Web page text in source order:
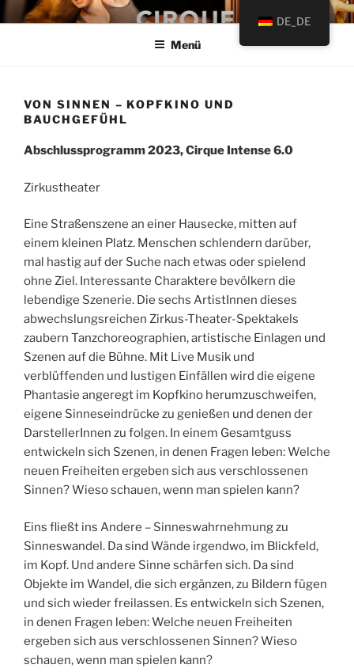
Zum
Inhalt
Preparatory und Orientierungsjahr für Zirkus-Artistik
Menü
VON SINNEN – KOPFKINO UND
BAUCHGEFÜHL
Abschlussprogramm 2023, Cirque Intense 6.0
Zirkustheater
Eine Straßenszene an einer Hausecke, mitten auf
einem kleinen Platz. Menschen schlendern darüber,
mal hastig auf der Suche nach etwas oder spielend
ohne Ziel. Interessante Charaktere bevölkern die
lebendige Szenerie. Die sechs ArtistInnen dieses
abwechslungsreichen Zirkus-Theater-Spektakels
zaubern Tanzchoreographien, artistische Einlagen und
Szenen auf die Bühne. Mit Live Musik und
verblüffenden und lustigen Einfällen wird die eigene
Phantasie angeregt im Kopfkino herumzuschweifen,
eigene Sinneseindrücke zu genießen und denen der
DarstellerInnen zu folgen. In einem Gesamtguss
entwickeln sich Szenen, in denen Fragen leben: Welche
neuen Freiheiten ergeben sich aus verschlossenen
Sinnen? Wieso schauen, wenn man spielen kann?
Eins fließt ins Andere – Sinneswahrnehmung zu
Sinneswandel. Da sind Wände irgendwo, im Blickfeld,
im Kopf. Und andere Sinne schärfen sich. Da sind
Objekte im Wandel, die sich ergänzen, zu Bildern fügen
und sich wieder freilassen. Es entwickeln sich Szenen,
in denen Fragen leben: Welche neuen Freiheiten
ergeben sich aus verschlossenen Sinnen? Wieso
schauen, wenn man spielen kann?
DE_DE